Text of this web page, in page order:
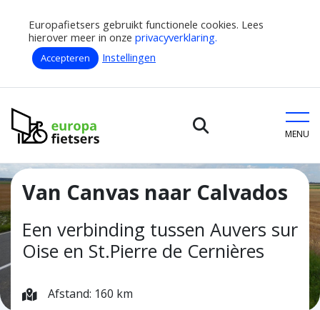
Europafietsers gebruikt functionele cookies. Lees
hierover meer in onze privacyverklaring.
Accepteren Instellingen
Europafietsers
MENU
Van Canvas naar Calvados
Een verbinding tussen Auvers sur
Oise en St.Pierre de Cernières
Afstand: 160 km